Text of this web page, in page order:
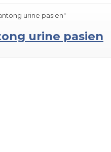
urine pasien"
urine pasien